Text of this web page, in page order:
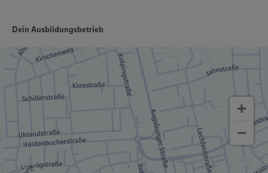
Dein Ausbildungsbetrieb